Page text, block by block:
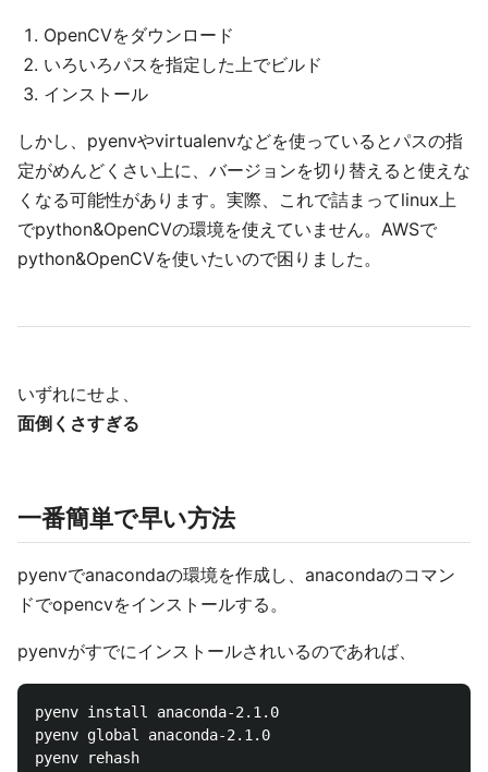
OpenCVをダウンロード
いろいろパスを指定した上でビルド
インストール
しかし、pyenvやvirtualenvなどを使っているとパスの指
定がめんどくさい上に、バージョンを切り替えると使えな
くなる可能性があります。実際、これで詰まってlinux上
でpython&OpenCVの環境を使えていません。AWSで
python&OpenCVを使いたいので困りました。
いずれにせよ、
面倒くさすぎる
一番簡単で早い方法
pyenvでanacondaの環境を作成し、anacondaのコマン
ドでopencvをインストールする。
pyenvがすでにインストールされいるのであれば、
pyenv install anaconda-2.1.0
pyenv global anaconda-2.1.0